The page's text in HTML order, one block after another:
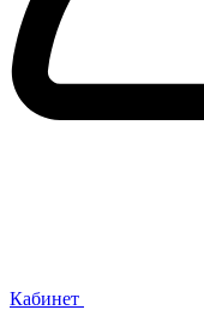
Кабинет